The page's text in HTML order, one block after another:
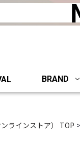
）
BRAND
ラインストア） TOP